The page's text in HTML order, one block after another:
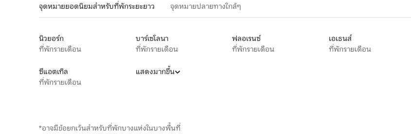
จุดหมายยอดนิยมสำหรับที่พักระยะยาว จุดหมายปลายทางใกล้ๆ
นิวยอร์ก
ที่พักรายเดือน
บาร์เซโลนา
ที่พักรายเดือน
ฟลอเรนซ์
ที่พักรายเดือน
เอเธนส์
ที่พักรายเดือน
ซีแอตเทิล
ที่พักรายเดือน
แสดงมากขึ้น
*อาจมีข้อยกเว้นสำหรับที่พักบางแห่งในบางพื้นที่